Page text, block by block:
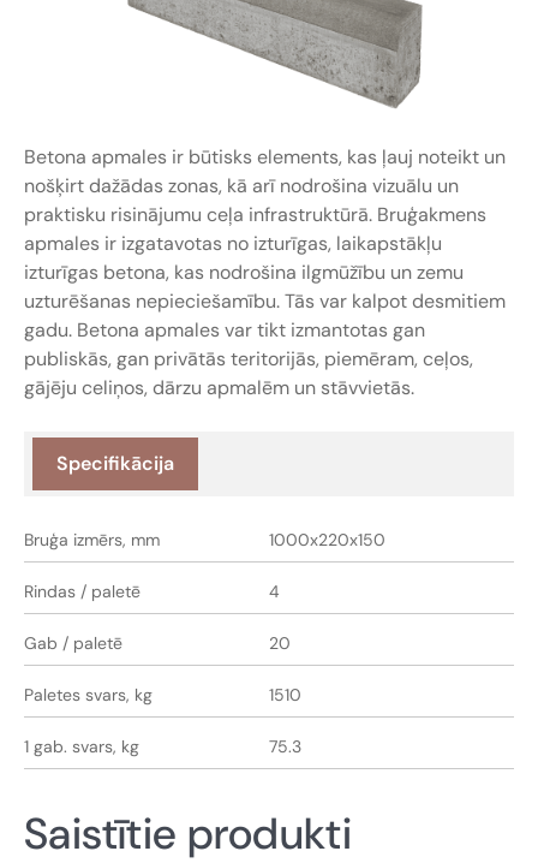
Betona apmales ir būtisks elements, kas ļauj noteikt un
nošķirt dažādas zonas, kā arī nodrošina vizuālu un
praktisku risinājumu ceļa infrastruktūrā. Bruģakmens
apmales ir izgatavotas no izturīgas, laikapstākļu
izturīgas betona, kas nodrošina ilgmūžību un zemu
uzturēšanas nepieciešamību. Tās var kalpot desmitiem
gadu. Betona apmales var tikt izmantotas gan
publiskās, gan privātās teritorijās, piemēram, ceļos,
gājēju celiņos, dārzu apmalēm un stāvvietās.
Specifikācija
Bruģa izmērs, mm 1000x220x150
Rindas / paletē 4
Gab / paletē 20
Paletes svars, kg 1510
1 gab. svars, kg 75.3
Saistītie produkti